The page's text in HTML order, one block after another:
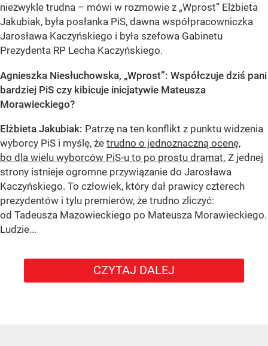
niezwykle trudna – mówi w rozmowie z „Wprost” Elżbieta
Jakubiak, była posłanka PiS, dawna współpracowniczka
Jarosława Kaczyńskiego i była szefowa Gabinetu
Prezydenta RP Lecha Kaczyńskiego.
Agnieszka Niesłuchowska, „Wprost”: Współczuje dziś pani
bardziej PiS czy kibicuje inicjatywie Mateusza
Morawieckiego?
Elżbieta Jakubiak: Patrzę na ten konflikt z punktu widzenia
wyborcy PiS i myślę, że trudno o jednoznaczną ocenę,
bo dla wielu wyborców PiS-u to po prostu dramat. Z jednej
strony istnieje ogromne przywiązanie do Jarosława
Kaczyńskiego. To człowiek, który dał prawicy czterech
prezydentów i tylu premierów, że trudno zliczyć:
od Tadeusza Mazowieckiego po Mateusza Morawieckiego.
Ludzie...
CZYTAJ DALEJ